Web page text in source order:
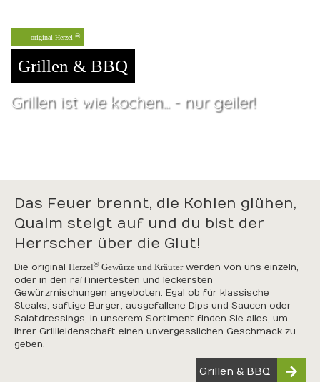
Das Feuer brennt, die Kohlen glühen,
Qualm steigt auf und du bist der
Herrscher über die Glut!
Die original Herzel® Gewürze und Kräuterwerden von uns einzeln,
oder in den raffiniertesten und leckersten
Gewürzmischungen angeboten. Egal ob für klassische
Steaks, saftige Burger, ausgefallene Dips und Saucen oder
Salatdressings, in unserem Sortiment finden Sie alles, um
Ihrer Grillleidenschaft einen unvergesslichen Geschmack zu
geben.
Grillen & BBQ
original Herzel
Grillen & BBQ
Grillen ist wie kochen... - nur geiler!